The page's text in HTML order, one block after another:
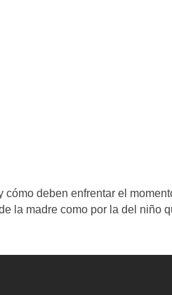
cómo deben enfrentar el
la madre como por la del niño